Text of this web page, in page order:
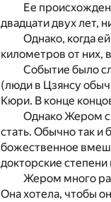
Ее
двадцати двух лет,
Однако, когда
километров от них,
Событие было
(люди в Цзянсу
Кюри. В конце
Однако Жером
стать. Обычно так и
божественное
докторские
Жером много
Она хотела, чтобы